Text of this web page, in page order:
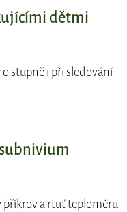
dětmi
stupně i při sledování
příkrov a rtuť teploměru